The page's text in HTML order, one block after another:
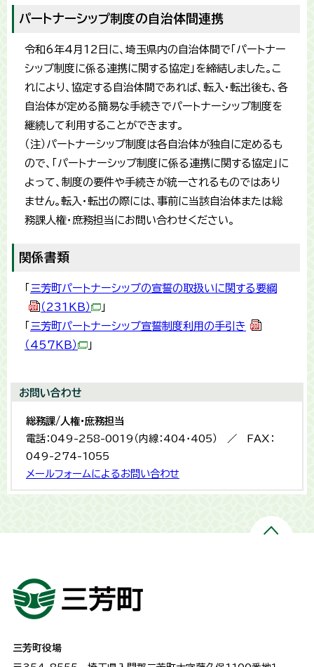
パートナーシップ制度の自治体間連携
令和6年4月12日に、埼玉県内の自治体間で「パートナー
シップ制度に係る連携に関する協定」を締結しました。こ
れにより、協定する自治体間であれば、転入・転出後も、各
自治体が定める簡易な手続きでパートナーシップ制度を
継続して利用することができます。
（注）パートナーシップ制度は各自治体が独自に定めるも
ので、「パートナーシップ制度に係る連携に関する協定」に
よって、制度の要件や手続きが統一されるものではあり
ません。転入・転出の際には、事前に当該自治体または総
務課人権・庶務担当にお問い合わせください。
関係書類
「 三芳町パートナーシップの宣誓の取扱いに関する要綱
（231KB）
」
「 三芳町パートナーシップ宣誓制度利用の手引き
（457KB）
」
お問い合わせ
総務課/人権・庶務担当
電話：049-258-0019（内線：404・405） ／ FAX：
049-274-1055
メールフォームによるお問い合わせ
三芳町役場